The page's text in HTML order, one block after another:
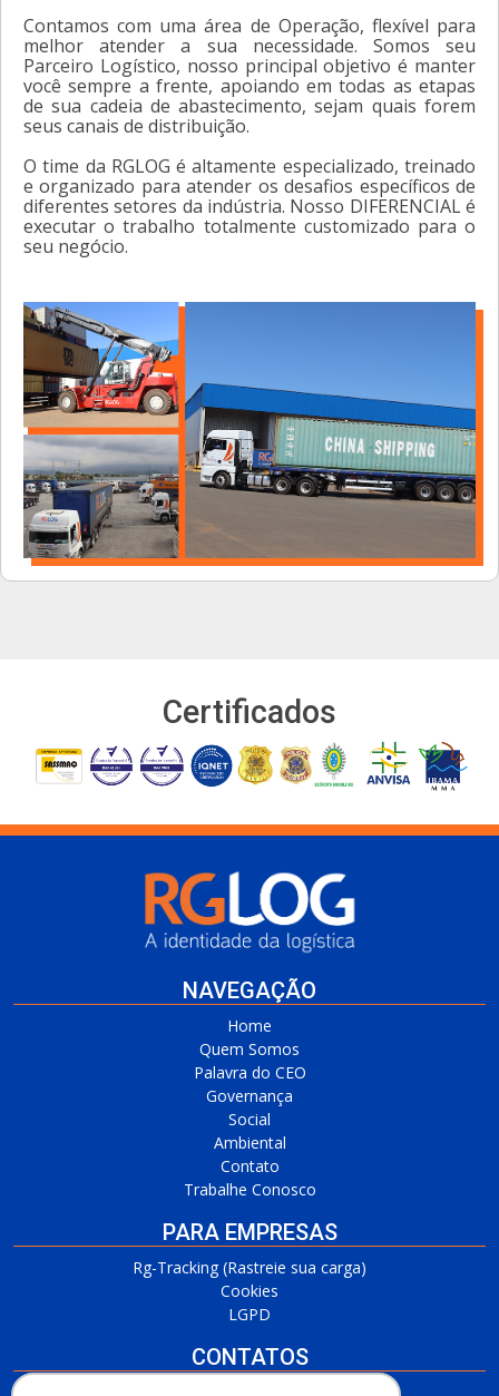
Contamos com uma área de Operação, flexível para
melhor atender a sua necessidade. Somos seu
Parceiro Logístico, nosso principal objetivo é manter
você sempre a frente, apoiando em todas as etapas
de sua cadeia de abastecimento, sejam quais forem
seus canais de distribuição.
O time da RGLOG é altamente especializado, treinado
e organizado para atender os desafios específicos de
diferentes setores da indústria. Nosso DIFERENCIAL é
executar o trabalho totalmente customizado para o
seu negócio.
Certificados
NAVEGAÇÃO
Home
Quem Somos
Palavra do CEO
Governança
Social
Ambiental
Contato
Trabalhe Conosco
PARA EMPRESAS
Rg-Tracking (Rastreie sua carga)
Cookies
LGPD
CONTATOS
RG Barueri/SP